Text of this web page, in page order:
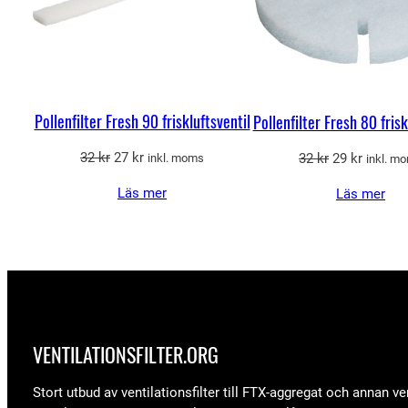
Pollenfilter Fresh 90 friskluftsventil
32kr Det
priset
27 krDet
priset
inkl. moms
Läs mer
Pollenfilter Fresh 80
32kr Det
priset
29 krDet
priset
inkl.
Läs mer
VENTILATIONSFILTER­.ORG
Stort utbud av ventilationsfilter till FTX-aggregat och annan